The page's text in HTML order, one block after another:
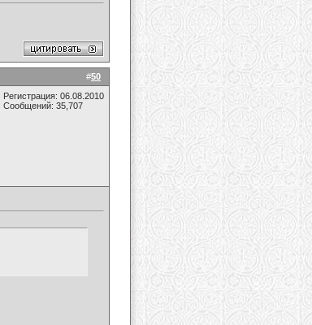
#50
Регистрация: 06.08.2010
Сообщений: 35,707